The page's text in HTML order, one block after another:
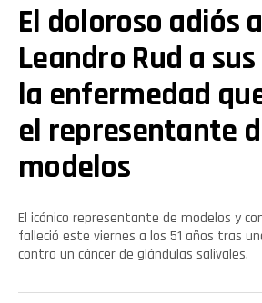
El doloroso adiós a
Leandro Rud a sus
la enfermedad
el representante
modelos
El icónico representante de modelos y
falleció este viernes a los 51 años tras
contra un cáncer de glándulas salivales.